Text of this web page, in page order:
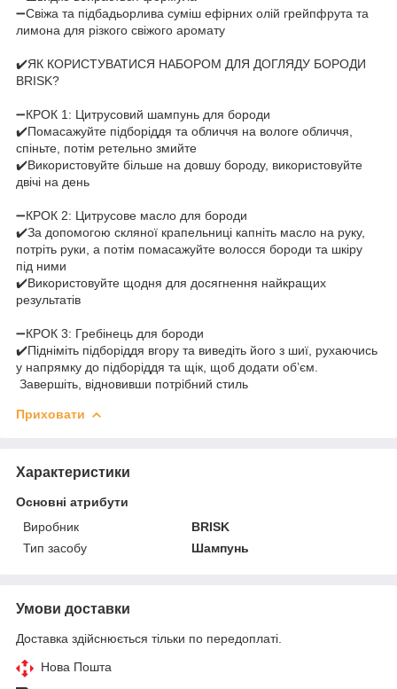
➖Свіжа та підбадьорлива суміш ефірних олій грейпфрута та
лимона для різкого свіжого аромату
✔️ЯК КОРИСТУВАТИСЯ НАБОРОМ ДЛЯ ДОГЛЯДУ БОРОДИ
BRISK?
➖КРОК 1: Цитрусовий шампунь для бороди
✔️Помасажуйте підборіддя та обличчя на вологе обличчя,
спіньте, потім ретельно змийте
✔️Використовуйте більше на довшу бороду, використовуйте
двічі на день
➖КРОК 2: Цитрусове масло для бороди
✔️За допомогою скляної крапельниці капніть масло на руку,
потріть руки, а потім помасажуйте волосся бороди та шкіру
під ними
✔️Використовуйте щодня для досягнення найкращих
результатів
➖КРОК 3: Гребінець для бороди
✔️Підніміть підборіддя вгору та виведіть його з шиї, рухаючись
у напрямку до підборіддя та щік, щоб додати об’єм.
Завершіть, відновивши потрібний стиль
Приховати
Характеристики
Основні атрибути
Виробник
BRISK
Тип засобу
Шампунь
Умови доставки
Доставка здійснюється тільки по передоплаті.
Нова Пошта